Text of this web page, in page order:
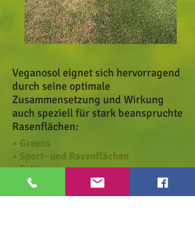
Veganosol eignet sich hervorragend
durch seine optimale
Zusammensetzung und Wirkung
auch speziell für stark beanspruchte
Rasenflächen:
• Greens
• Sport- und Rasenflächen
• Fairways
• Abschläge